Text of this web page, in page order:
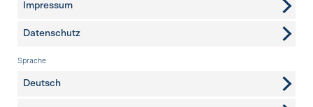
Impressum
Datenschutz
Sprache
Deutsch